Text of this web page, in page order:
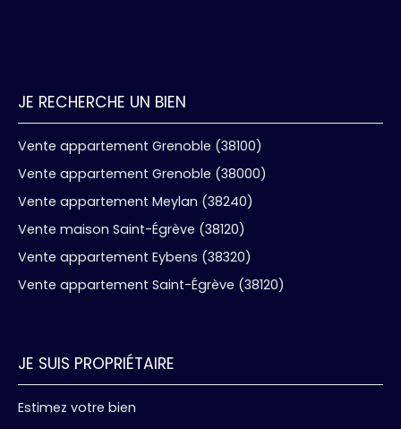
JE RECHERCHE UN BIEN
Vente appartement Grenoble (38100)
Vente appartement Grenoble (38000)
Vente appartement Meylan (38240)
Vente maison Saint-Égrève (38120)
Vente appartement Eybens (38320)
Vente appartement Saint-Égrève (38120)
JE SUIS PROPRIÉTAIRE
Estimez votre bien